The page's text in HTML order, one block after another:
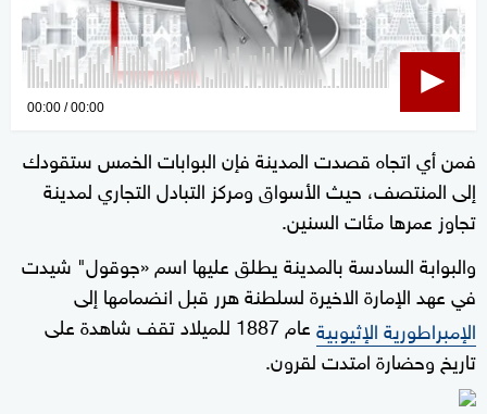
0
of
seconds
00:00 00:00
فمن أي اتجاه قصدت المدينة فإن البوابات الخمس ستقودك
إلى المنتصف، حيث الأسواق ومركز التبادل التجاري لمدينة
تجاوز عمرها مئات السنين.
والبوابة السادسة بالمدينة يطلق عليها اسم «جوقول" شيدت
في عهد الإمارة الاخيرة لسلطنة هرر قبل انضمامها إلى
الإمبراطورية الإثيوبية
عام 1887 للميلاد تقف شاهدة على
تاريخ وحضارة امتدت لقرون.